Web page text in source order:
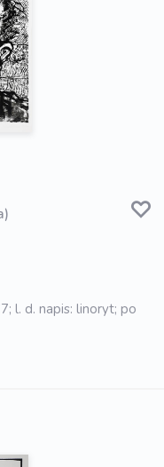
l. d. napis: linoryt; po